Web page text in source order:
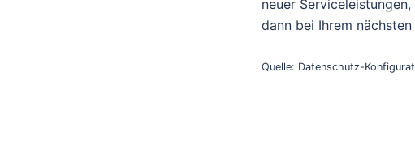
neuer
dann bei Ihrem
Quelle: Datenschutz-